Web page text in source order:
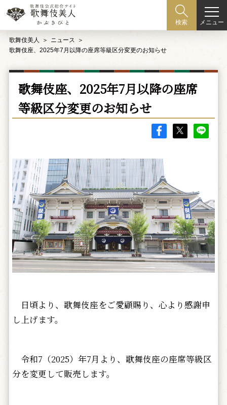
検索 メニュー
歌舞伎美人
ニュース
歌舞伎座、2025年7月以降の座席等級区分変更のお知らせ
歌舞伎座、2025年7月以降の座席
等級区分変更のお知らせ
日頃より、歌舞伎座をご愛顧賜り、心より感謝申
し上げます。
令和7（2025）年7月より、歌舞伎座の座席等級区
分を変更して販売します。